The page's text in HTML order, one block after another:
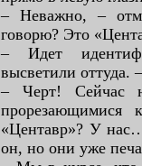
– Неважно, –
говорю? Это
– Идет
высветили оттуда.
– Черт! Сейчас
прорезающимися
«Центавр»? У
он, но они уже